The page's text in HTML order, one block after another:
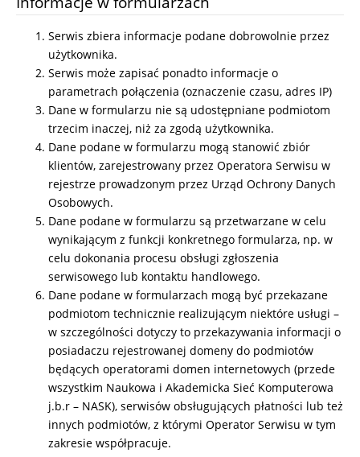
Serwis zbiera informacje podane dobrowolnie przez
użytkownika.
Serwis może zapisać ponadto informacje o
parametrach połączenia (oznaczenie czasu, adres IP)
Dane w formularzu nie są udostępniane podmiotom
trzecim inaczej, niż za zgodą użytkownika.
Dane podane w formularzu mogą stanowić zbiór
klientów, zarejestrowany przez Operatora Serwisu w
rejestrze prowadzonym przez Urząd Ochrony Danych
Osobowych.
Dane podane w formularzu są przetwarzane w celu
wynikającym z funkcji konkretnego formularza, np. w
celu dokonania procesu obsługi zgłoszenia
serwisowego lub kontaktu handlowego.
Dane podane w formularzach mogą być przekazane
podmiotom technicznie realizującym niektóre usługi –
w szczególności dotyczy to przekazywania informacji o
posiadaczu rejestrowanej domeny do podmiotów
będących operatorami domen internetowych (przede
wszystkim Naukowa i Akademicka Sieć Komputerowa
j.b.r – NASK), serwisów obsługujących płatności lub też
innych podmiotów, z którymi Operator Serwisu w tym
zakresie współpracuje.